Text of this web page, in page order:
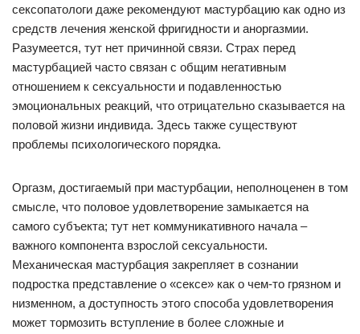
сексопатологи даже рекомендуют мастурбацию как одно из
средств лечения женской фригидности и аноргазмии.
Разумеется, тут нет причинной связи. Страх перед
мастурбацией часто связан с общим негативным
отношением к сексуальности и подавленностью
эмоциональных реакций, что отрицательно сказывается на
половой жизни индивида. Здесь также существуют
проблемы психологического порядка.
Оргазм, достигаемый при мастурбации, неполноценен в том
смысле, что половое удовлетворение замыкается на
самого субъекта; тут нет коммуникативного начала –
важного компонента взрослой сексуальности.
Механическая мастурбация закрепляет в сознании
подростка представление о «сексе» как о чем-то грязном и
низменном, а доступность этого способа удовлетворения
может тормозить вступление в более сложные и